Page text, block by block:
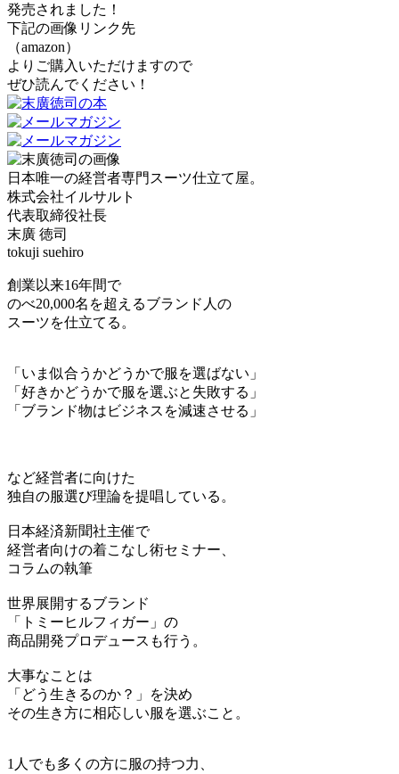
発売されました！
下記の画像リンク先
（amazon）
よりご購入いただけますので
ぜひ読んでください！
日本唯一の経営者専門スーツ仕立て屋。
株式会社イルサルト
代表取締役社長
末廣 徳司
tokuji suehiro
創業以来16年間で
のべ20,000名を超えるブランド人の
スーツを仕立てる。
「いま似合うかどうかで服を選ばない」
「好きかどうかで服を選ぶと失敗する」
「ブランド物はビジネスを減速させる」
など経営者に向けた
独自の服選び理論を提唱している。
日本経済新聞社主催で
経営者向けの着こなし術セミナー、
コラムの執筆
世界展開するブランド
「トミーヒルフィガー」の
商品開発プロデュースも行う。
大事なことは
「どう生きるのか？」を決め
その生き方に相応しい服を選ぶこと。
1人でも多くの方に服の持つ力、